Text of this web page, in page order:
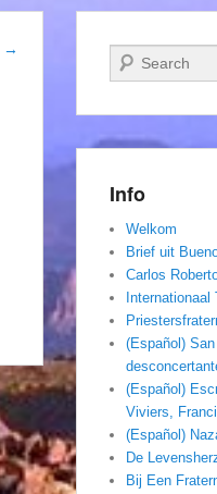
→ Zoeken
Info
Welkom
Brief uit
Carlos
Internationaal
(Español)
(Español)
Viviers,
(Español)
De
Bij Een